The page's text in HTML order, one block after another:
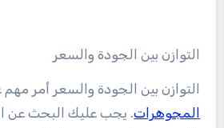
التوازن بين الجودة والسعر
التوازن بين الجودة والسعر أمر
المجوهرات. يجب عليك البحث عن